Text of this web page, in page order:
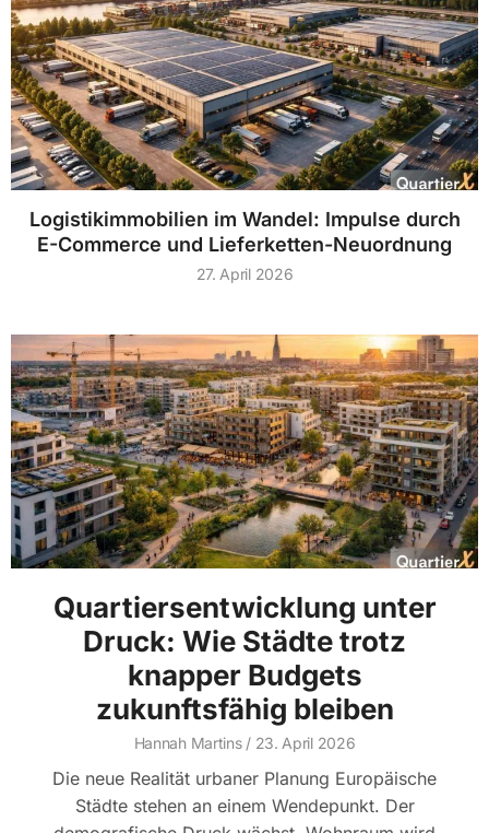
Logistikimmobilien im Wandel: Impulse durch
E-Commerce und Lieferketten-Neuordnung
27. April 2026
Quartiersentwicklung unter
Druck: Wie Städte trotz
knapper Budgets
zukunftsfähig bleiben
Hannah Martins 23. April 2026
Die neue Realität urbaner Planung Europäische
Städte stehen an einem Wendepunkt. Der